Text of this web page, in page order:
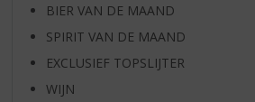
BIER VAN DE MAAND
SPIRIT VAN DE MAAND
EXCLUSIEF TOPSLIJTER
WIJN